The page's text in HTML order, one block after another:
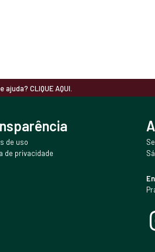
CLIQUE AQUI.
de uso
de privacidade